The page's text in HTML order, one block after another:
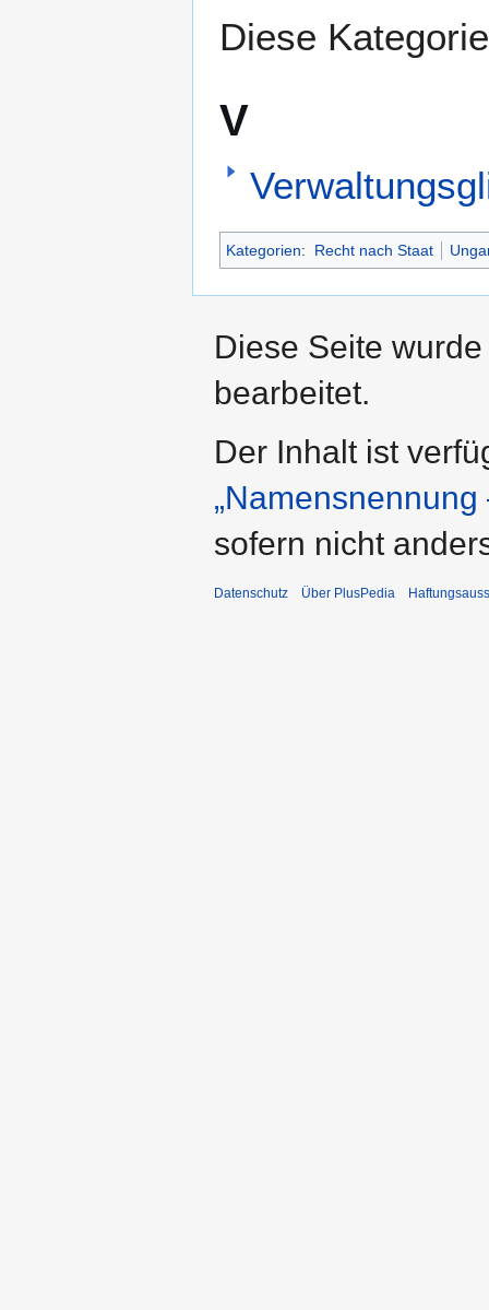
Diese
V
Kategorien: Recht nach Staat
Diese Seite
bearbeitet.
Der Inhalt ist
sofern nicht
Datenschutz Über PlusPedia